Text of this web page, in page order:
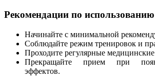
Рекомендации по
Начинайте с минимальной
Соблюдайте режим тренировок и
Проходите регулярные
Прекращайте прием при
эффектов.